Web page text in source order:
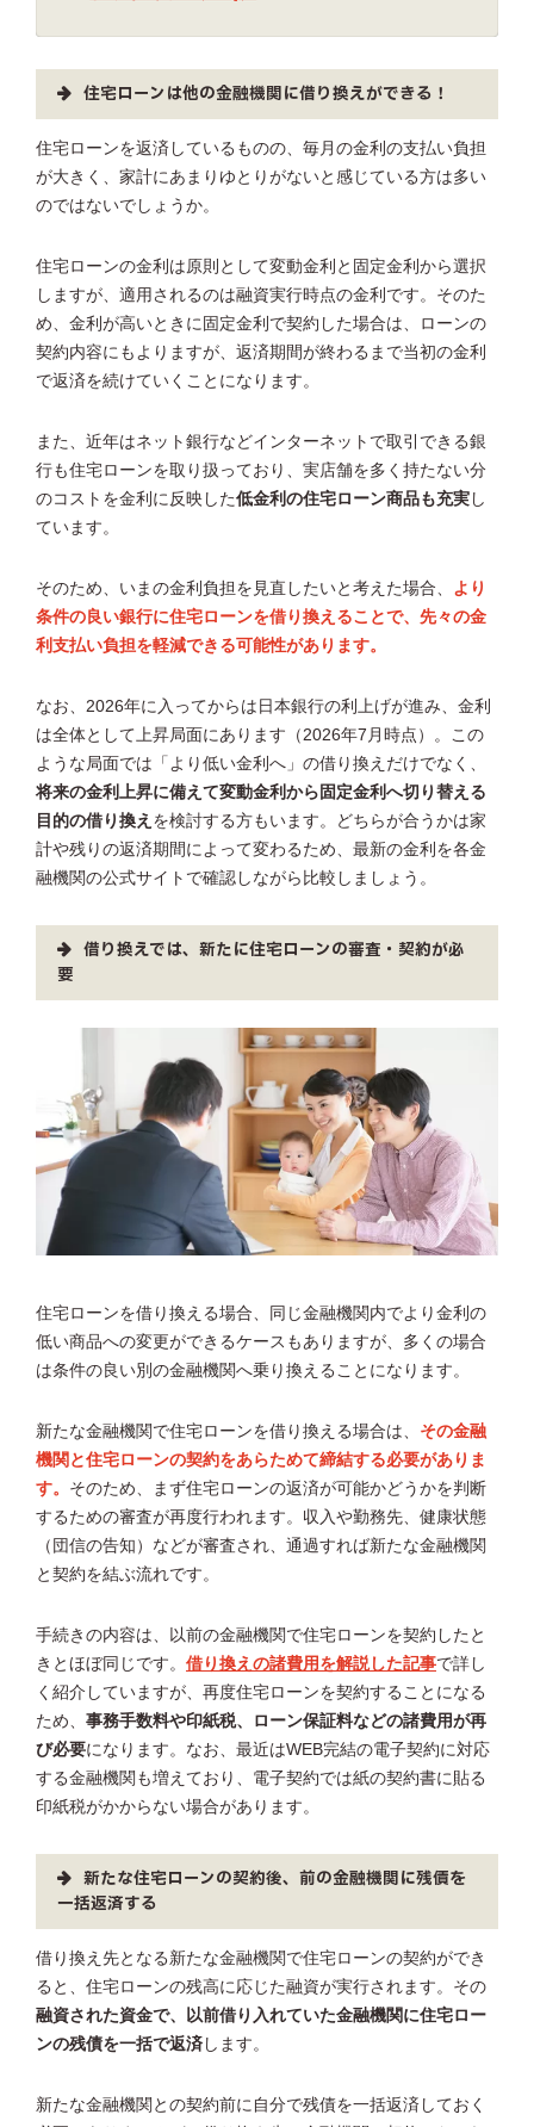
住宅ローンは他の金融機関に借り換えができる！
住宅ローンを返済しているものの、毎月の金利の支払い負担
が大きく、家計にあまりゆとりがないと感じている方は多い
のではないでしょうか。
住宅ローンの金利は原則として変動金利と固定金利から選択
しますが、適用されるのは融資実行時点の金利です。そのた
め、金利が高いときに固定金利で契約した場合は、ローンの
契約内容にもよりますが、返済期間が終わるまで当初の金利
で返済を続けていくことになります。
また、近年はネット銀行などインターネットで取引できる銀
行も住宅ローンを取り扱っており、実店舗を多く持たない分
のコストを金利に反映した低金利の住宅ローン商品も充実 し
ています。
そのため、いまの金利負担を見直したいと考えた場合、 より
条件の良い銀行に住宅ローンを借り換えることで、先々の金
利支払い負担を軽減できる可能性があります。
なお、2026年に入ってからは日本銀行の利上げが進み、金利
は全体として上昇局面にあります（2026年7月時点）。この
ような局面では「より低い金利へ」の借り換えだけでなく、
将来の金利上昇に備えて変動金利から固定金利へ切り替える
目的の借り換え を検討する方もいます。どちらが合うかは家
計や残りの返済期間によって変わるため、最新の金利を各金
融機関の公式サイトで確認しながら比較しましょう。
借り換えでは、新たに住宅ローンの審査・契約が必
要
住宅ローンを借り換える場合、同じ金融機関内でより金利の
低い商品への変更ができるケースもありますが、多くの場合
は条件の良い別の金融機関へ乗り換えることになります。
新たな金融機関で住宅ローンを借り換える場合は、 その金融
機関と住宅ローンの契約をあらためて締結する必要がありま
す。 そのため、まず住宅ローンの返済が可能かどうかを判断
するための審査が再度行われます。収入や勤務先、健康状態
（団信の告知）などが審査され、通過すれば新たな金融機関
と契約を結ぶ流れです。
手続きの内容は、以前の金融機関で住宅ローンを契約したと
きとほぼ同じです。 借り換えの諸費用を解説した記事で詳し
く紹介していますが、再度住宅ローンを契約することになる
ため、 事務手数料や印紙税、ローン保証料などの諸費用が再
び必要になります。なお、最近はWEB完結の電子契約に対応
する金融機関も増えており、電子契約では紙の契約書に貼る
印紙税がかからない場合があります。
新たな住宅ローンの契約後、前の金融機関に残債を
一括返済する
借り換え先となる新たな金融機関で住宅ローンの契約ができ
ると、住宅ローンの残高に応じた融資が実行されます。その
融資された資金で、以前借り入れていた金融機関に住宅ロー
ンの残債を一括で返済 します。
新たな金融機関との契約前に自分で残債を一括返済しておく